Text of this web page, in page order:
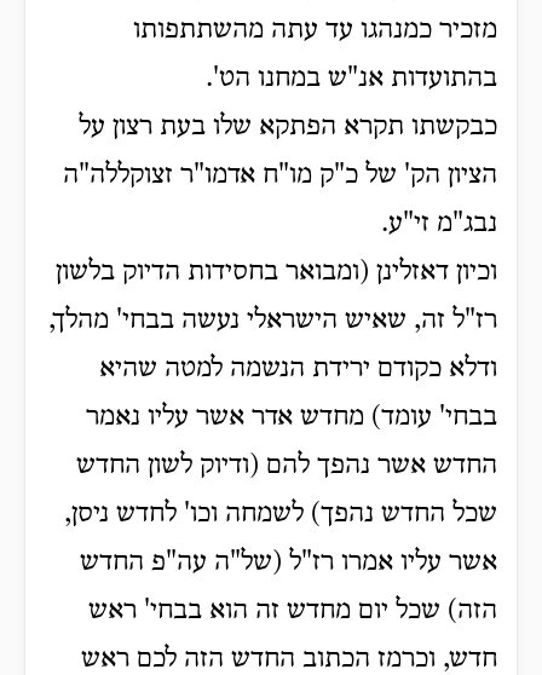
מזכיר כמנהגו עד עתה מהשתתפותו
בהתועדות אנ"ש במחנו הט'.
כבקשתו תקרא הפתקא שלו בעת רצון על
הציון הק' של כ"ק מו"ח אדמו"ר זצוקללה"ה
נבג"מ זי"ע.
וכיון דאזלינן (ומבואר בחסידות הדיוק בלשון
רז"ל זה, שאיש הישראלי נעשה בבחי' מהלך,
ודלא כקודם ירידת הנשמה למטה שהיא
בבחי' עומד) מחדש אדר אשר עליו נאמר
החדש אשר נהפך להם (ודיוק לשון החדש
שכל החדש נהפך) לשמחה וכו' לחדש ניסן,
אשר עליו אמרו רז"ל (של"ה עה"פ החדש
הזה) שכל יום מחדש זה הוא בבחי' ראש
חדש, וכרמז הכתוב החדש הזה לכם ראש